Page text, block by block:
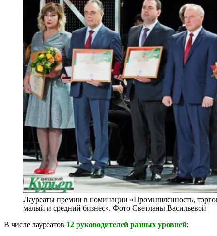
Лауреаты премии в номинации «Промышленность,
малый и средний бизнес». Фото Светланы Васильевой
В числе лауреатов 12 руководителей разных уровней: